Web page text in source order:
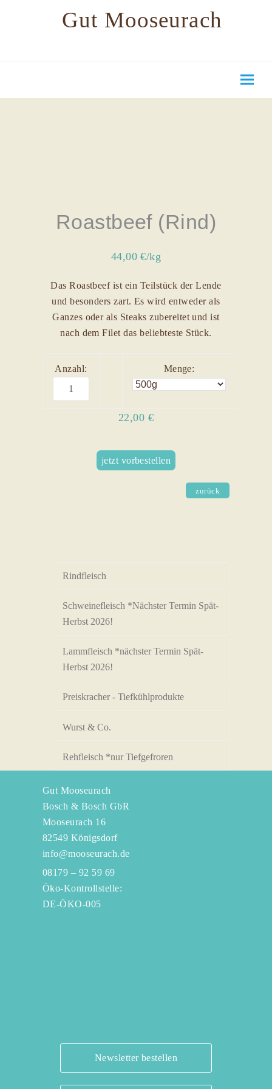
Gut Mooseurach
Roastbeef (Rind)
44,00 €/kg
Das Roastbeef ist ein Teilstück der Lende
und besonders zart. Es wird entweder als
Ganzes oder als Steaks zubereitet und ist
nach dem Filet das beliebteste Stück.
Anzahl: Menge:
22,00 €
jetzt vorbestellen
zurück
Rindfleisch
Schweinefleisch *Nächster Termin Spät-
Herbst 2026!
Lammfleisch *nächster Termin Spät-
Herbst 2026!
Preiskracher - Tiefkühlprodukte
Wurst & Co.
Rehfleisch *nur Tiefgefroren
Gut Mooseurach
Bosch & Bosch GbR
Mooseurach 16
82549 Königsdorf
info@mooseurach.de
08179 – 92 59 69
Öko-Kontrollstelle:
DE-ÖKO-005
Newsletter bestellen